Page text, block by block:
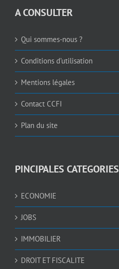
A CONSULTER
Qui sommes-nous ?
Conditions d’utilisation
Mentions légales
Contact CCFI
Plan du site
PINCIPALES CATEGORIES
ECONOMIE
JOBS
IMMOBILIER
DROIT ET FISCALITE